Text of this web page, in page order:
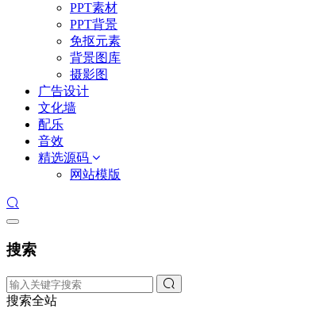
PPT素材
PPT背景
免抠元素
背景图库
摄影图
广告设计
文化墙
配乐
音效
精选源码
网站模版
搜索
搜索全站